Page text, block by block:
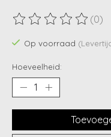
De beoordeling van
(0)
Op voorraad
Hoeveelheid: